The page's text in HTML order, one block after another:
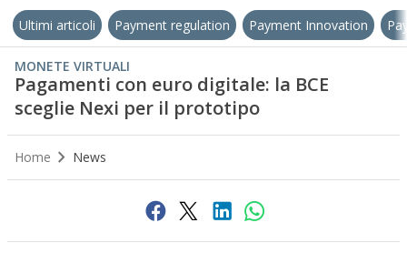
Ultimi articoli Payment regulation Payment Innovation
MONETE VIRTUALI
Pagamenti con euro digitale: la BCE
sceglie Nexi per il prototipo
Home News